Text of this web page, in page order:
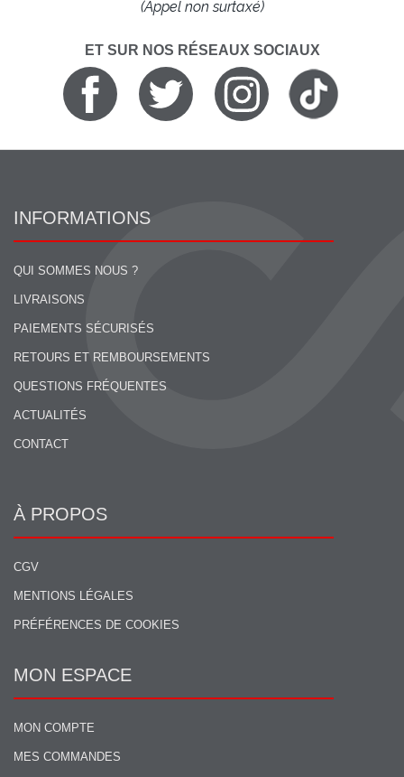
(Appel non surtaxé)
ET SUR NOS RÉSEAUX SOCIAUX
INFORMATIONS
QUI SOMMES NOUS ?
LIVRAISONS
PAIEMENTS SÉCURISÉS
RETOURS ET REMBOURSEMENTS
QUESTIONS FRÉQUENTES
ACTUALITÉS
CONTACT
À PROPOS
CGV
MENTIONS LÉGALES
PRÉFÉRENCES DE COOKIES
MON ESPACE
MON COMPTE
MES COMMANDES